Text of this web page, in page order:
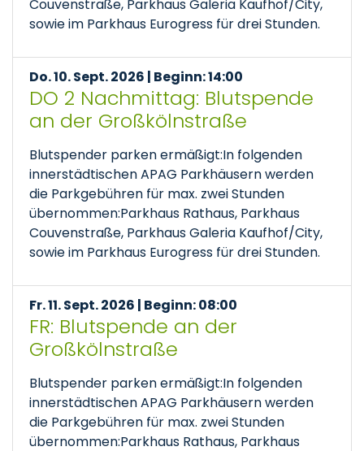
Couvenstraße, Parkhaus Galeria Kaufhof/City,
sowie im Parkhaus Eurogress für drei Stunden.
Do. 10. Sept. 2026 | Beginn: 14:00
DO 2 Nachmittag: Blutspende
an der Großkölnstraße
Blutspender parken ermäßigt:In folgenden
innerstädtischen APAG Parkhäusern werden
die Parkgebühren für max. zwei Stunden
übernommen:Parkhaus Rathaus, Parkhaus
Couvenstraße, Parkhaus Galeria Kaufhof/City,
sowie im Parkhaus Eurogress für drei Stunden.
Fr. 11. Sept. 2026 | Beginn: 08:00
FR: Blutspende an der
Großkölnstraße
Blutspender parken ermäßigt:In folgenden
innerstädtischen APAG Parkhäusern werden
die Parkgebühren für max. zwei Stunden
übernommen:Parkhaus Rathaus, Parkhaus